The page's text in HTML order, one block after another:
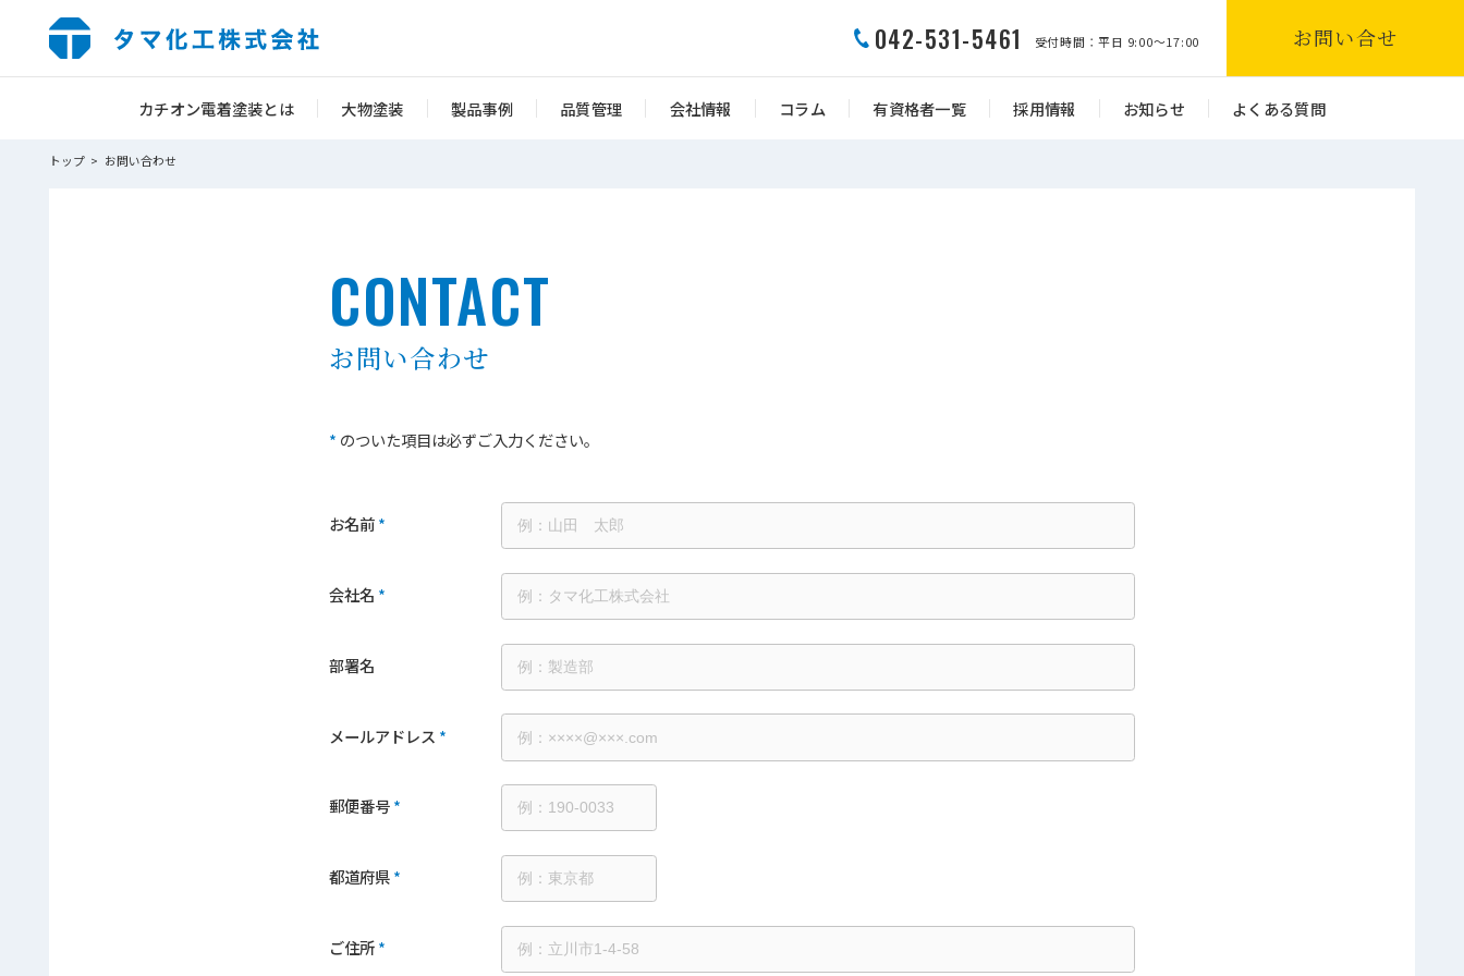
お問い合せ
042-531-5461 受付時間：平日 9:00～17:00
カチオン電着塗装とは 大物塗装 製品事例 品質管理 会社情報 コラム 有資格者一覧 採用情報 お知らせ よくある質問
トップ > お問い合わせ
CONTACT
お問い合わせ
* のついた項目は必ずご入力ください。
お名前
会社名
部署名
メールアドレス
郵便番号
都道府県
ご住所